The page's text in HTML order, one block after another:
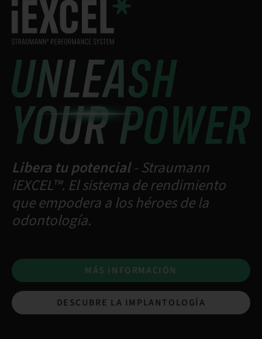
Libera tu potencial- Straumann
iEXCEL™. El sistema de rendimiento
que empodera a los héroes de la
odontología.
MÁS INFORMACIÓN
DESCUBRE LA IMPLANTOLOGÍA